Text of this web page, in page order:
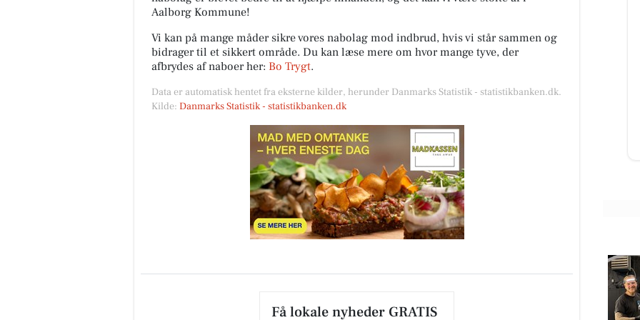
Aalborg Kommune!
Vi kan på mange måder sikre vores nabolag mod indbrud, hvis vi står sammen og
bidrager til et sikkert område. Du kan læse mere om hvor mange tyve, der
afbrydes af naboer her: Bo Trygt.
Data er automatisk hentet fra eksterne kilder, herunder Danmarks Statistik - statistikbanken.dk.
Kilde: Danmarks Statistik - statistikbanken.dk
Få lokale nyheder GRATIS
FrAAderen - Kastetvej
🚨 Vigtig besked til alle Weekend
ikke kan få nok af vores Chopped
Cheese? Så læs lige med....
SPAR Visse
frugtkager er landet i Danmark
Åbn opslaget